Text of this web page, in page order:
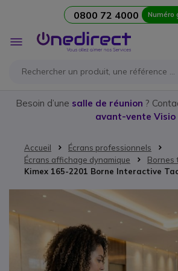
0800 72 4000 Numéro
Affichage
navigation
Besoin d’une salle de réunion ?
avant-vente Visio
Accueil
Écrans professionnels
Écrans affichage dynamique
Bornes
Kimex 165-2201 Borne Interactive
Passer à la fin de la galerie d’images